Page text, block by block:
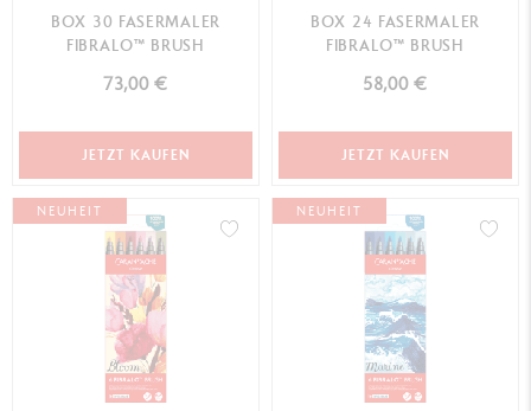
BOX 30 FASERMALER
FIBRALO™ BRUSH
73,00 €
JETZT KAUFEN
BOX 24 FASERMALER
FIBRALO™ BRUSH
58,00 €
JETZT KAUFEN
NEUHEIT NEUHEIT